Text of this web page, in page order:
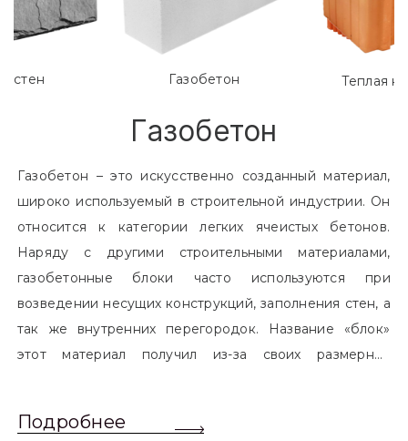
Газобетон Теплая
Газобетон
Газобетон – это искусственно созданный материал,
широко используемый в строительной индустрии. Он
относится к категории легких ячеистых бетонов.
Наряду с другими строительными материалами,
газобетонные блоки часто используются при
возведении несущих конструкций, заполнения стен, а
так же внутренних перегородок. Название «блок»
этот материал получил из-за своих размерных
обычный одинарный кирпич. Размер блоков различен
Подробнее